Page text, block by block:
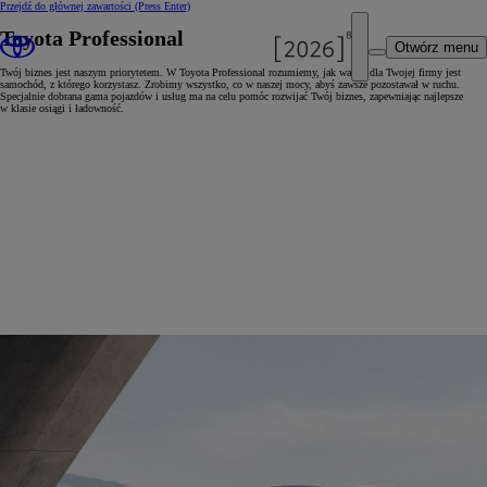
Przejdź do głównej zawartości (Press Enter)
Otwórz menu
Toyota Professional
Twój biznes jest naszym priorytetem. W Toyota Professional rozumiemy, jak ważny dla Twojej firmy jest
samochód, z którego korzystasz. Zrobimy wszystko, co w naszej mocy, abyś zawsze pozostawał w ruchu.
Specjalnie dobrana gama pojazdów i usług ma na celu pomóc rozwijać Twój biznes, zapewniając najlepsze
w klasie osiągi i ładowność.